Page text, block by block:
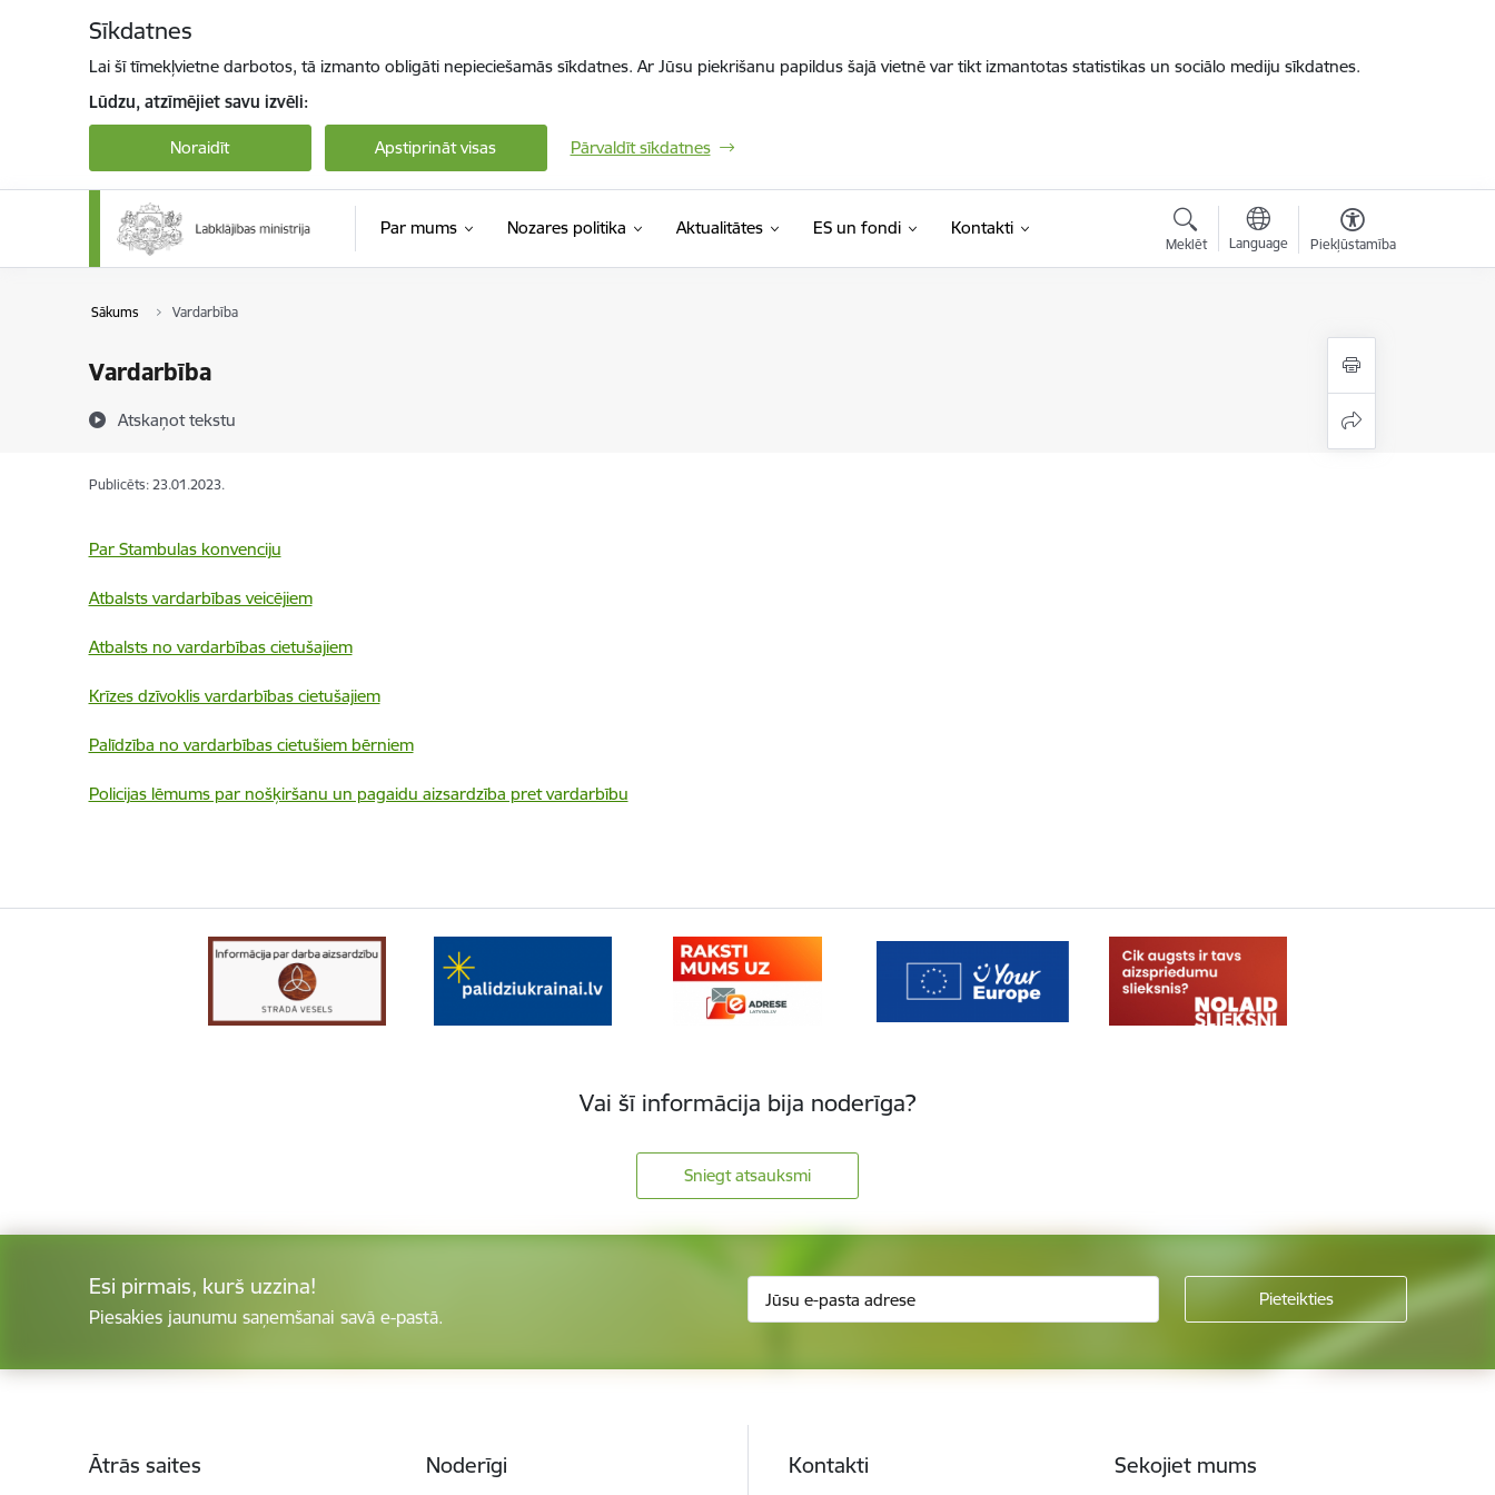
Sīkdatnes
Lai šī tīmekļvietne darbotos, tā izmanto obligāti nepieciešamās sīkdatnes. Ar Jūsu piekrišanu papildus šajā vietnē var tikt izmantotas statistikas un sociālo mediju sīkdatnes.
Lūdzu, atzīmējiet savu izvēli:
Noraidīt Apstiprināt visas Pārvaldīt sīkdatnes
Par mums Nozares politika Aktualitātes ES un fondi Kontakti
Meklēt Language Piekļūstamība
Sākums Vardarbība
Vardarbība
Atskaņot tekstu
Publicēts: 23.01.2023.
Par Stambulas konvenciju
Atbalsts vardarbības veicējiem
Atbalsts no vardarbības cietušajiem
Krīzes dzīvoklis vardarbības cietušajiem
Palīdzība no vardarbības cietušiem bērniem
Policijas lēmums par nošķiršanu un pagaidu aizsardzība pret vardarbību
Vai šī informācija bija noderīga?
Sniegt atsauksmi
Esi pirmais, kurš uzzina!
Piesakies jaunumu saņemšanai savā e-pastā.
Ātrās saites Noderīgi Kontakti Sekojiet mums